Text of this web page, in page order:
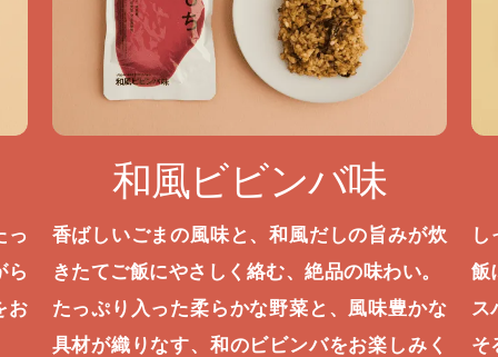
っ
ら
お
和風ビビンバ味
香ばしいごまの風味と、和風だしの旨みが炊
きたてご飯にやさしく絡む、絶品の味わい。
たっぷり入った柔らかな野菜と、風味豊かな
具材が織りなす、和のビビンバをお楽しみく
し
飯
ス
そ